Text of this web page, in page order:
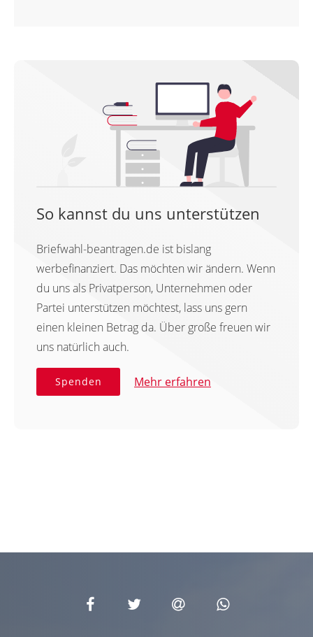
So kannst du uns unterstützen
Briefwahl-beantragen.de ist bislang
werbefinanziert. Das möchten wir ändern. Wenn
du uns als Privatperson, Unternehmen oder
Partei unterstützen möchtest, lass uns gern
einen kleinen Betrag da. Über große freuen wir
uns natürlich auch.
Spenden Mehr erfahren